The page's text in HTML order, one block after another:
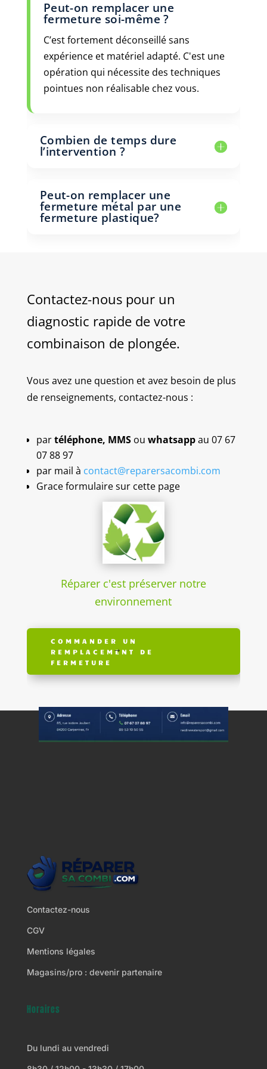
Peut-on remplacer une
fermeture soi-même ?
C’est fortement déconseillé sans
expérience et matériel adapté. C'est une
opération qui nécessite des techniques
pointues non réalisable chez vous.
Combien de temps dure
l’intervention ?
Peut-on remplacer une
fermeture métal par une
fermeture plastique?
Contactez-nous pour un
diagnostic rapide de votre
combinaison de plongée.
Vous avez une question et avez besoin de plus
de renseignements, contactez-nous :
partéléphone, MMSou whatsappau 07 67
07 88 97
par mail à contact@reparersacombi.com
Grace formulaire sur cette page
Réparer c'est préserver notre
environnement
COMMANDER UN
REMPLACEMENT DE
FERMETURE
Contactez-nous
CGV
Mentions légales
Magasins/pro : devenir partenaire
Horaires
Du lundi au vendredi